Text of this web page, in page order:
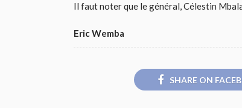
Il faut noter que le général, Célestin
Eric Wemba
SHARE ON